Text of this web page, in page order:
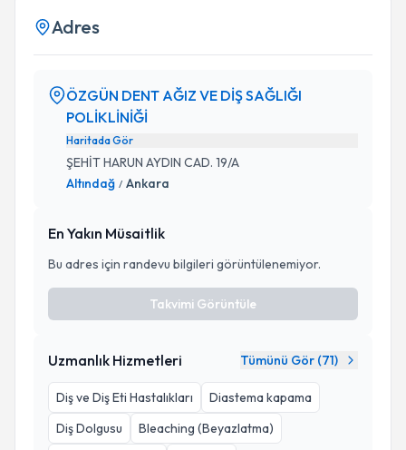
Adres
ÖZGÜN DENT AĞIZ VE DİŞ SAĞLIĞI
POLİKLİNİĞİ
Haritada Gör
ŞEHİT HARUN AYDIN CAD. 19/A
Altındağ / Ankara
En Yakın Müsaitlik
Bu adres için randevu bilgileri görüntülenemiyor.
Takvimi Görüntüle
Uzmanlık Hizmetleri Tümünü Gör (71)
Diş ve Diş Eti Hastalıkları
Diastema kapama
Diş Dolgusu
Bleaching (Beyazlatma)